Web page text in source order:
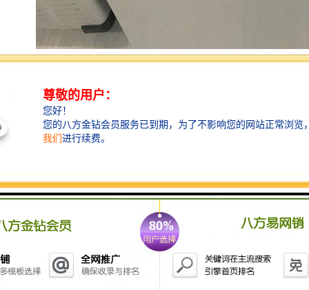
其次，前期工作人员通过走访、调查、航拍等方式标记
一份完善的调查报告，挑选出适合的检测区域及检测水
域，确定检测取样点，以保证水质检测的准确性，降低
检测取样时所出现的误差。
在确定监测点后，可借助水质自动采样器来进行水质的
取样，以确保所取水样具有随机性、代表性，还可防止